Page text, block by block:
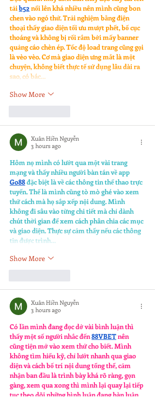
tải b52 nổi lên khá nhiều nên mình cũng bon
chen vào ngó thử. Trải nghiệm bằng điện
thoại thấy giao diện tối ưu mượt phết, bố cục
thoáng và không bị rối rắm bởi mấy banner
quảng cáo chèn ép. Tốc độ load trang cũng gọi
là vèo vèo. Cơ mà giao diện ưng mắt là một
chuyện, không biết thực tế sử dụng lâu dài ra
sao, có bác…
Show More
Xuân Hiền Nguyễn
3 hours ago
Hôm nọ mình có lướt qua một vài trang
mạng và thấy nhiều người bàn tán về app
Go88đặc biệt là về các thông tin thể thao trực
tuyến. Thế là mình cũng tò mò ghé vào xem
thử cách mà họ sắp xếp nội dung. Mình
không đi sâu vào từng chi tiết mà chỉ dành
chút thời gian để xem cách phân chia các mục
và giao diện. Thực sự cảm thấy nếu các thông
tin được trình…
Show More
Xuân Hiền Nguyễn
3 hours ago
Có lần mình đang đọc dở vài bình luận thì
thấy một số người nhắc đến 88VBET nên
cũng tiện mở vào xem thử cho biết. Mình
không tìm hiểu kỹ, chỉ lướt nhanh qua giao
diện và cách bố trí nội dung tổng thể, cảm
nhận ban đầu là trình bày khá rõ ràng, gọn
gàng, xem qua xong thì mình lại quay lại tiếp
tục theo dõi những bình luận đang bàn luận